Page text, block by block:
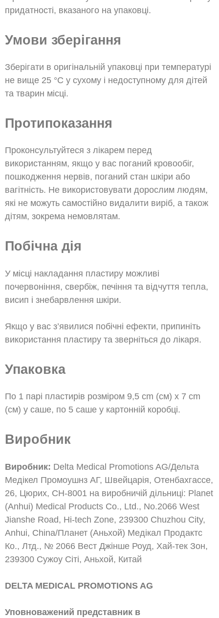
придатності, вказаного на упаковці.
Умови зберігання
Зберігати в оригінальній упаковці при температурі
не вище 25 °С у сухому і недоступному для дітей
та тварин місці.
Протипоказання
Проконсультуйтеся з лікарем перед
використанням, якщо у вас поганий кровообіг,
пошкодження нервів, поганий стан шкіри або
вагітність. Не використовувати дорослим людям,
які не можуть самостійно видалити виріб, а також
дітям, зокрема немовлятам.
Побічна дія
У місці накладання пластиру можливі
почервоніння, свербіж, печіння та відчуття тепла,
висип і знебарвлення шкіри.
Якщо у вас з’явилися побічні ефекти, припиніть
використання пластиру та зверніться до лікаря.
Упаковка
По 1 парі пластирів розміром 9,5 cm (см) x 7 cm
(см) у саше, по 5 саше у картонній коробці.
Виробник
Виробник: Delta Medical Promotions AG/Дельта
Медікел Промоушнз АГ, Швейцарія, Отенбахгассе,
26, Цюрих, СН-8001 на виробничій дільниці: Planet
(Anhui) Medical Products Co., Ltd., No.2066 West
Jianshe Road, Hi-tech Zone, 239300 Chuzhou City,
Anhui, China/Планет (Аньхой) Медікал Продактс
Ко., Лтд., № 2066 Вест Джінше Роуд, Хай-тек Зон,
239300 Сужоу Сіті, Аньхой, Китай
DELTA MEDICAL PROMOTIONS AG
Уповноважений представник в